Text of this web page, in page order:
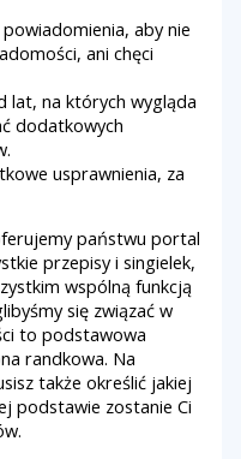
aby nie
ani chęci
lat, na których wygląda
dodatkowych
usprawnienia, za
państwu portal
przepisy i singielek,
wspólną funkcją
się związać w
to podstawowa
randkowa. Na
także określić jakiej
podstawie zostanie Ci